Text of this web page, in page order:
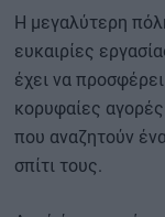
Η μεγαλύτερη
ευκαιρίες
έχει να
κορυφαίες
που αναζητούν
σπίτι τους.